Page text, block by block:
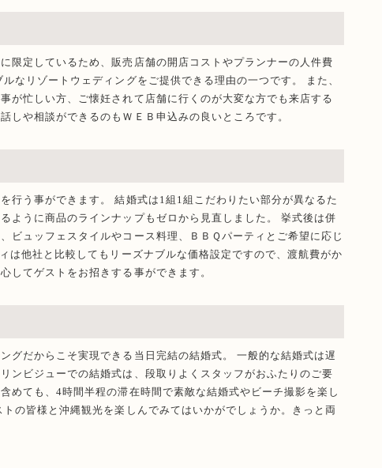
限定しているため、販売店舗の開店コストやプランナーの人件費
なリゾートウェディングをご提供できる理由の一つです。 また、
が忙しい方、ご懐妊されて店舗に行くのが大変な方でも来店する
しや相談ができるのもＷＥＢ申込みの良いところです。
行う事ができます。 結婚式は1組1組こだわりたい部分が異なるた
ように商品のラインナップもゼロから見直しました。 挙式後は併
ビュッフェスタイルやコース料理、ＢＢＱパーティとご希望に応じ
は他社と比較してもリーズナブルな価格設定ですので、渡航費がか
してゲストをお招きする事ができます。
グだからこそ実現できる当日完結の結婚式。 一般的な結婚式は遅
ンビジューでの結婚式は、段取りよくスタッフがおふたりのご要
めても、4時間半程の滞在時間で素敵な結婚式やビーチ撮影を楽し
の皆様と沖縄観光を楽しんでみてはいかがでしょうか。きっと両